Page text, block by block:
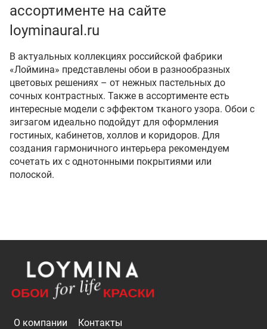
ассортименте на сайте
loyminaural.ru
В актуальных коллекциях российской фабрики
«Лоймина» представлены обои в разнообразных
цветовых решениях – от нежных пастельных до
сочных контрастных. Также в ассортименте есть
интересные модели с эффектом тканого узора. Обои с
зигзагом идеально подойдут для оформления
гостиных, кабинетов, холлов и коридоров. Для
создания гармоничного интерьера рекомендуем
сочетать их с однотонными покрытиями или
полоской.
О компании
Контакты